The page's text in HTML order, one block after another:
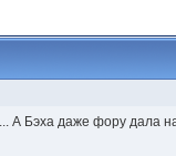
А Бэха даже фору дала